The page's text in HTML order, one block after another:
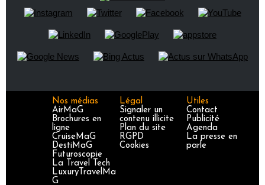
Nos médias
AirMaG
Brochures en
ligne
CruiseMaG
DestiMaG
Futuroscopie
La Travel Tech
LuxuryTravelMa
G
Légal
Signaler un
contenu illicite
Plan du site
RGPD
Cookies
Utiles
Contact
Publicité
Agenda
La presse en
parle